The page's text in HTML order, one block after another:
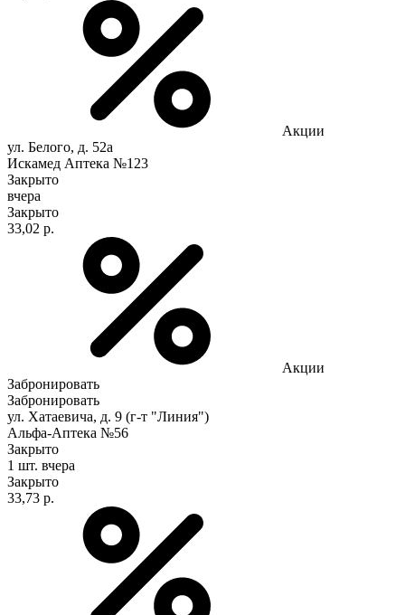
Акции
ул. Белого, д. 52а
Искамед Аптека №123
Закрыто
вчера
Закрыто
33,02 р.
Акции
Забронировать
Забронировать
ул. Хатаевича, д. 9 (г-т "Линия")
Альфа-Аптека №56
Закрыто
1 шт. вчера
Закрыто
33,73 р.